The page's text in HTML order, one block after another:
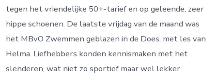
tegen het vriendelijke 50+-tarief en op geleende, zeer
hippe schoenen. De laatste vrijdag van de maand was
het MBvO Zwemmen geblazen in de Does, met les van
Helma. Liefhebbers konden kennismaken met het
slenderen, wat niet zo sportief maar wel lekker